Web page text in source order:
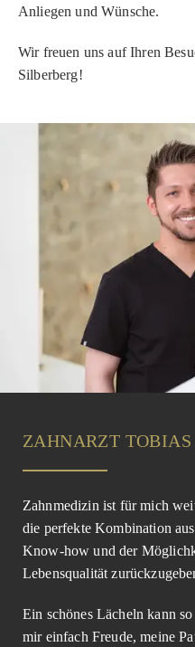
Anliegen und Wünsche.
Wir freuen uns auf Ihren
Silberberg!
ZAHNARZT
Zahnmedizin ist für mich
die perfekte Kombination
Know-how und der
Lebensqualität
Ein schönes Lächeln kann
mir einfach Freude, meine